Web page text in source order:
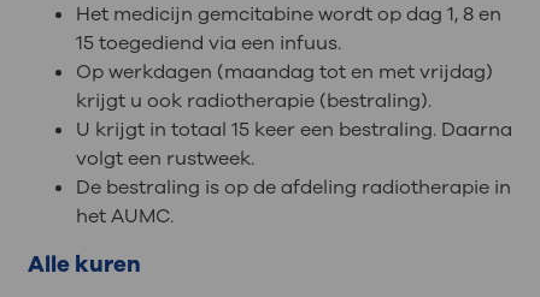
Het medicijn gemcitabine wordt op dag 1, 8 en
15 toegediend via een infuus.
Op werkdagen (maandag tot en met vrijdag)
krijgt u ook radiotherapie (bestraling).
U krijgt in totaal 15 keer een bestraling. Daarna
volgt een rustweek.
De bestraling is op de afdeling radiotherapie in
het AUMC.
Alle kuren